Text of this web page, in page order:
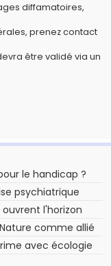
diffamatoires,
prenez contact
être validé via un
le handicap ?
psychiatrique
l'horizon
comme allié
avec écologie